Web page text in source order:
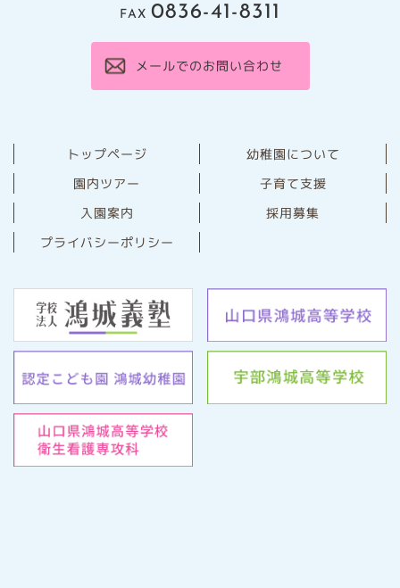
FAX 0836-41-8311
メールでのお問い合わせ
トップページ 幼稚園について
園内ツアー 子育て支援
⼊園案内 採用募集
プライバシーポリシー